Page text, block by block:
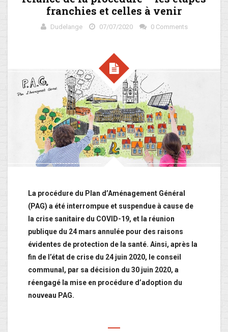
franchies et celles à venir
Dudelange 07/07/2020 0 Comments
La procédure du Plan d’Aménagement Général
(PAG) a été interrompue et suspendue à cause de
la crise sanitaire du COVID-19, et la réunion
publique du 24 mars annulée pour des raisons
évidentes de protection de la santé. Ainsi, après la
fin de l’état de crise du 24 juin 2020, le conseil
communal, par sa décision du 30 juin 2020, a
réengagé la mise en procédure d’adoption du
nouveau PAG.